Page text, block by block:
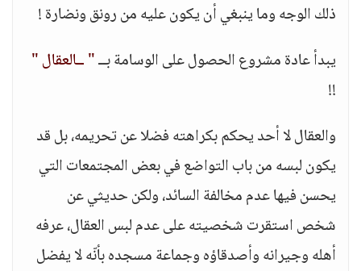
ذلك الوجه وما ينبغي أن يكون عليه من رونق ونضارة !
يبدأ عادة مشروع الحصول على الوسامة بــ" ــالعقال "
!!
والعقال لا أحد يحكم بكراهته فضلا عن تحريمه، بل قد
يكون لبسه من باب التواضع في بعض المجتمعات التي
يحسن فيها عدم مخالفة السائد، ولكن حديثي عن
شخص استقرت شخصيته على عدم لبس العقال، عرفه
أهله وجيرانه وأصدقاؤه وجماعة مسجده بأنّه لا يفضل